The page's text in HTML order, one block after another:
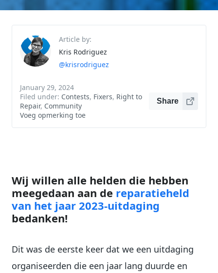
Article by:
Kris Rodriguez
@krisrodriguez
January 29, 2024
Filed under: Contests, Fixers, Right to
Repair, Community
Voeg opmerking toe
Share
Wij willen alle helden die hebben
meegedaan aan de reparatieheld
van het jaar 2023-uitdaging
bedanken!
Dit was de eerste keer dat we een uitdaging
organiseerden die een jaar lang duurde en